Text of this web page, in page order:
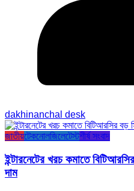
dakhinanchal desk
জাতীয়টেকনোলজিলেটেস্টশীর্ষ সংবাদ
ইন্টারনেটের খরচ কমাতে
দাম